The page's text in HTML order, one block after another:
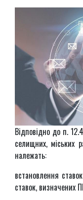
Відповідно до п.
селищних, міських
належать:
встановлення
ставок, визначених